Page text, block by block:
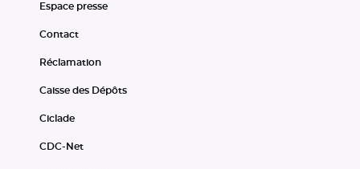
Espace presse
Contact
Réclamation
Caisse des Dépôts
Ciclade
CDC-Net